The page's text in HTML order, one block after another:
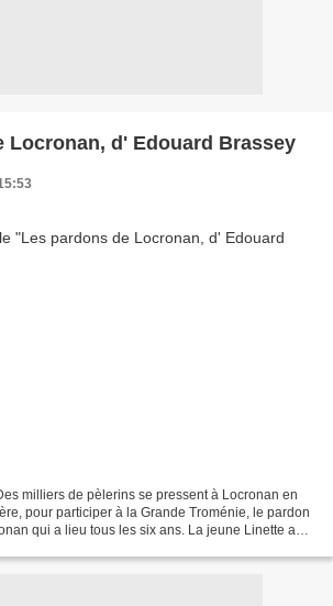
Locronan, d' Edouard Brassey
milliers de pèlerins se pressent à Locronan en
pour participer à la Grande Troménie, le pardon
qui a lieu tous les six ans. La jeune Linette a